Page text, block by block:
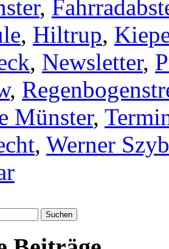
,
, Hiltrup,
, Newsletter,
,
Münster,
, Werner